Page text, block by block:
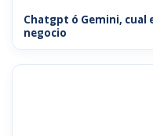
Chatgpt ó Gemini, cual
negocio